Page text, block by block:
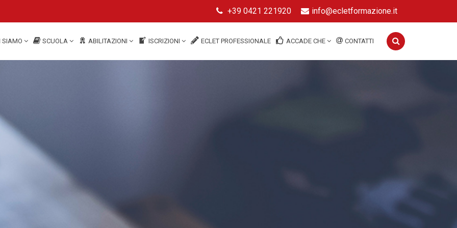
+39 0421 221920 info@ecletformazione.it
SIAMO SCUOLA ABILITAZIONI ISCRIZIONI ECLET PROFESSIONALE ACCADE CHE CONTATTI